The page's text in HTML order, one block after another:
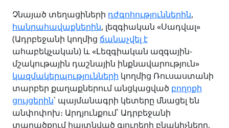
Չնայած տեղացիների դժգոհություններին,
հանրահավաքներին, լեզգիական «Սադվալ»
(Ադրբեջանի կողմից ճանաչվել է
ահաբեկչական) և «Լեզգիական ազգային-
մշակութային դաշնային ինքնավարություն»
կազմակերպությունների կողմից Ռուսաստանի
տարբեր քաղաքներում անցկացված բողոքի
ցույցերին՝ պայմանագրի կետերը մնացել են
անփոփոխ։ Արդյունքում՝ Ադրբեջանի
տարածքում հայտնված գյուղերի բնակիչները,